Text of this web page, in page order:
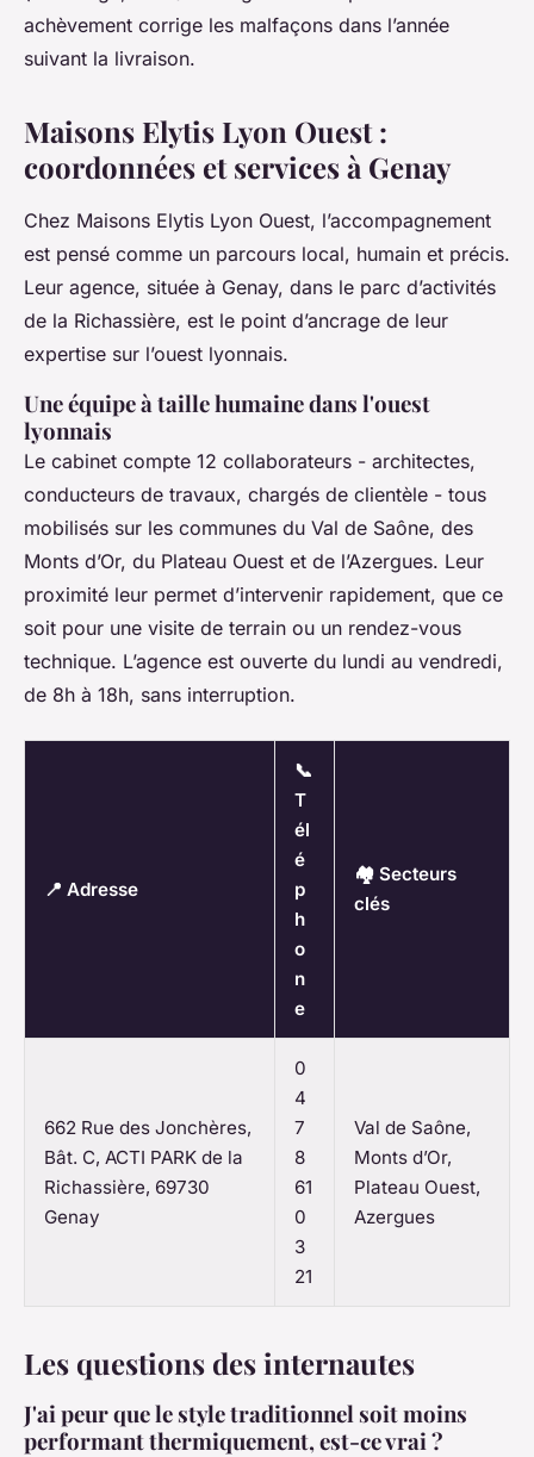
achèvement corrige les malfaçons dans l’année
suivant la livraison.
Maisons Elytis Lyon Ouest :
coordonnées et services à Genay
Chez Maisons Elytis Lyon Ouest, l’accompagnement
est pensé comme un parcours local, humain et précis.
Leur agence, située à Genay, dans le parc d’activités
de la Richassière, est le point d’ancrage de leur
expertise sur l’ouest lyonnais.
Une équipe à taille humaine dans l'ouest
lyonnais
Le cabinet compte 12 collaborateurs - architectes,
conducteurs de travaux, chargés de clientèle - tous
mobilisés sur les communes du Val de Saône, des
Monts d’Or, du Plateau Ouest et de l’Azergues. Leur
proximité leur permet d’intervenir rapidement, que ce
soit pour une visite de terrain ou un rendez-vous
technique. L’agence est ouverte du lundi au vendredi,
de 8h à 18h, sans interruption.
📍 Adresse
📞
T
él
é
p
h
o
n
e
🏘️ Secteurs
clés
662 Rue des Jonchères,
Bât. C, ACTI PARK de la
Richassière, 69730
Genay
0
4
7
8
61
0
3
21
Val de Saône,
Monts d’Or,
Plateau Ouest,
Azergues
Les questions des internautes
J'ai peur que le style traditionnel soit moins
performant thermiquement, est-ce vrai ?